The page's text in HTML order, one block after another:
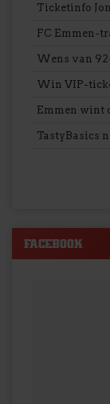
Ticketinfo
FC Emmen-
Wens van
Win VIP-
Emmen wint
TastyBasics
FACEBOOK